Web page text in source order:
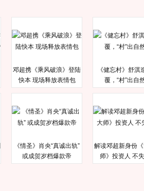
邓超携《乘风破浪》登陆
快本 现场释放表情包
《健忘村》舒淇
覆，“村”出自
《情圣》肖央“真诚出轨”
或成贺岁档爆款帝
解读邓超新身份
师》投资人 不